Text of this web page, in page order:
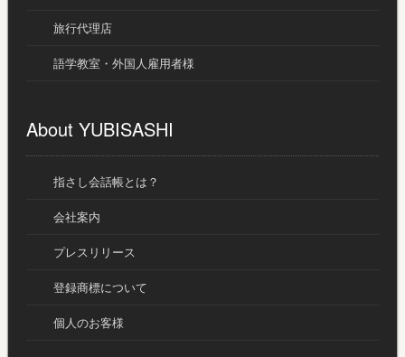
旅行代理店
語学教室・外国人雇用者様
About YUBISASHI
指さし会話帳とは？
会社案内
プレスリリース
登録商標について
個人のお客様